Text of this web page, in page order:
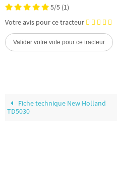
5/5 (1)
Votre avis pour ce tracteur
Fiche technique New Holland
TD5030